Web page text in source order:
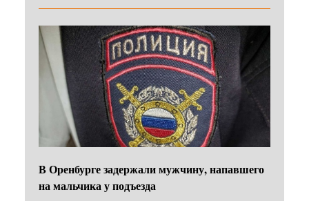
В Оренбурге задержали мужчину, напавшего
на мальчика у подъезда